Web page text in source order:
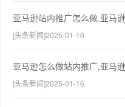
亚马逊站内推广怎么做,亚马
[头条新闻]2025-01-16
亚马逊怎么做站内推广,亚马
[头条新闻]2025-01-16